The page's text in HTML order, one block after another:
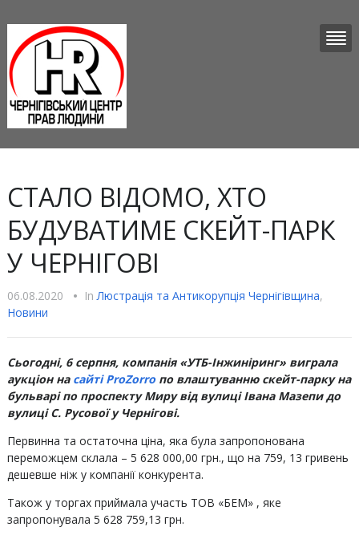
СТАЛО ВІДОМО, ХТО
БУДУВАТИМЕ СКЕЙТ-ПАРК
У ЧЕРНІГОВІ
06.08.2020 • InЛюстрацiя та Антикорупцiя Чернігівщина,
Новини
Сьогодні, 6 серпня, компанія «УТБ-Інжиніринг» виграла
аукціон на сайті ProZorroпо влаштуванню скейт-парку на
бульварі по проспекту Миру від вулиці Івана Мазепи до
вулиці С. Русової у Чернігові.
Первинна та остаточна ціна, яка була запропонована
переможцем склала – 5 628 000,00 грн., що на 759, 13 гривень
дешевше ніж у компанії конкурента.
Також у торгах приймала участь ТОВ «БЕМ» , яке
запропонувала 5 628 759,13 грн.